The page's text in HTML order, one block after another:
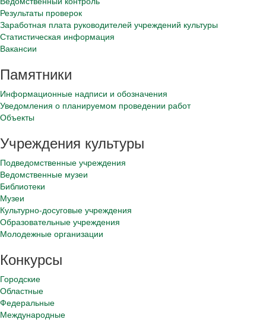
Результаты проверок
Заработная плата руководителей учреждений культуры
Статистическая информация
Вакансии
Памятники
Информационные надписи и обозначения
Уведомления о планируемом проведении работ
Объекты
Учреждения культуры
Подведомственные учреждения
Ведомственные музеи
Библиотеки
Музеи
Культурно-досуговые учреждения
Образовательные учреждения
Молодежные организации
Конкурсы
Городские
Областные
Федеральные
Международные